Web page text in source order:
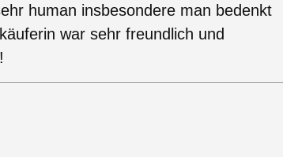
human insbesondere man bedenkt
war sehr freundlich und